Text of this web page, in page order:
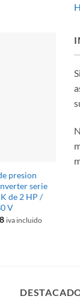
presion
serie
de 2 HP /
V
iva incluido